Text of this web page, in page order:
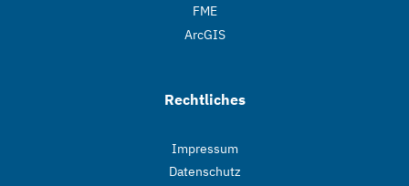
FME
ArcGIS
Rechtliches
Impressum
Datenschutz